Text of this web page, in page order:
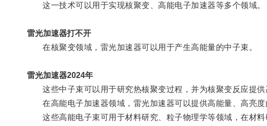
这一技术可以用于实现核聚变、高能电子加速器等多个领域。
雷光加速器打不开
在核聚变领域，雷光加速器可以用于产生高能量的中子束。
雷光加速器2024年
这些中子束可以用于研究热核聚变过程，并为核聚变反应提供
在高能电子加速器领域，雷光加速器可以提供高能量、高亮度
这些高能电子束可用于材料研究、粒子物理学等领域，在材料